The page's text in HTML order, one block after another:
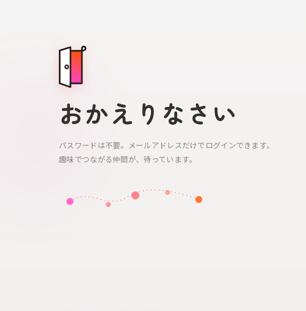
おかえりなさい
パスワードは不要。メールアドレスだけでログインできます。
趣味でつながる仲間が、待っています。